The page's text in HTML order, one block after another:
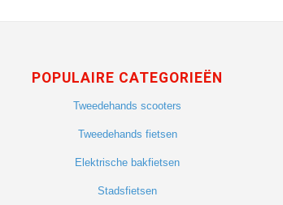
POPULAIRE CATEGORIEËN
Tweedehands scooters
Tweedehands fietsen
Elektrische bakfietsen
Stadsfietsen